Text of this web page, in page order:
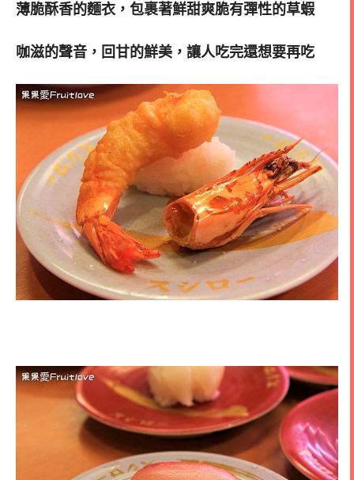
薄脆酥香的麵衣，包裹著鮮甜爽脆有彈性的草蝦
咖滋的聲音，回甘的鮮美，讓人吃完還想要再吃